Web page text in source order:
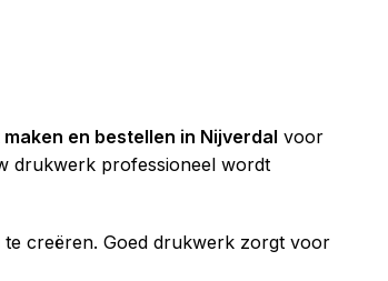
en bestellen in Nijverdal voor
drukwerk professioneel wordt
creëren. Goed drukwerk zorgt voor